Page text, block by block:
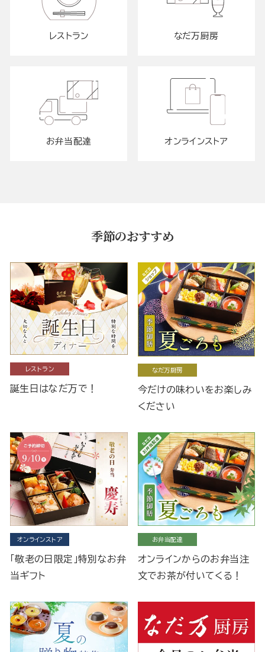
レストラン なだ万厨房
お弁当配達 オンラインストア
季節のおすすめ
レストラン
誕生日はなだ万で！
なだ万厨房
今だけの味わいをお楽しみ
ください
オンラインストア
「敬老の日限定」特別なお弁
当ギフト
お弁当配達
オンラインからのお弁当注
文でお茶が付いてくる！